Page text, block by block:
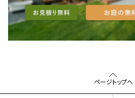
ページトップへ